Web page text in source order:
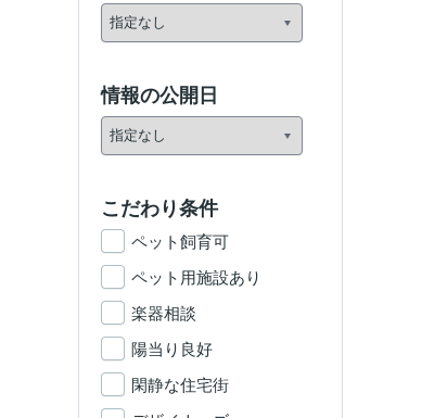
情報の公開日
こだわり条件
ペット飼育可
ペット用施設あり
楽器相談
陽当り良好
閑静な住宅街